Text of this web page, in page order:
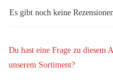
Es gibt noch keine Rezensionen
Du hast eine Frage zu diesem
unserem Sortiment?